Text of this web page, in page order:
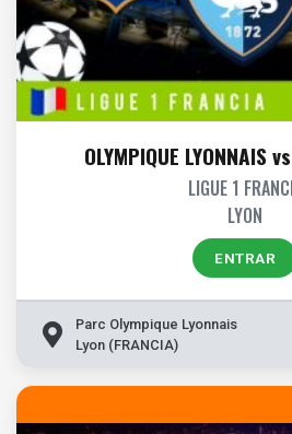
OLYMPIQUE LYONNAIS
LIGUE 1
LYON
ENTRAR
Parc Olympique Lyonnais
Lyon (FRANCIA)